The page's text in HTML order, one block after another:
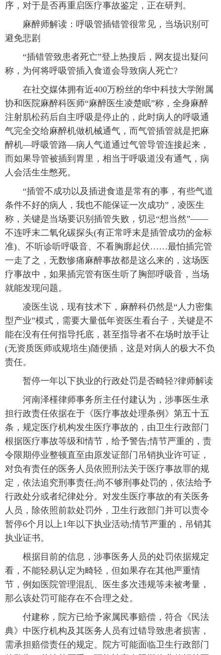
序，对于是否再重启医疗事故鉴定，正在研判。
麻醉师解读：呼吸管插错管很常见，当场识别可
避免悲剧
“插错管致患者死亡”登上热搜后，网友提出疑问
称，为何将呼吸管插入食道会导致病人死亡?
在社交媒体拥有近400万粉丝的华中科技大学附属
协和医院麻醉科医师“麻醉医生凌楚眠”称，全身麻醉
注射肌松药后自主呼吸是停止的，此时病人的呼吸通
气完全交给麻醉机做机械通气，而气管插管就是把麻
醉机—呼吸管路—病人气道通过气管导管连接起来，
而如果导管被插到胃里，相当于呼吸道没有通气，病
人会活生生憋死。
“插管不成功以及插进食道是常有的事，有些气道
条件不好的病人，我也不能保证一次成功”，凌医生
称，关键是当场要识别插管失败，切忌“想当然”——
不连呼末二氧化碳探头(有正常呼末是插管成功的金标
准)、不听诊听呼吸音、不看胸廓起伏……最怕插完管
一走了之，无数惨痛麻醉事故都是这么来的，这场医
疗事故中，如果插完管有医生听了胸部呼吸音，当场
就能发现问题。
凌医生说，现有技术下，麻醉科仍然是“人力密集
型产业”模式，需要大量低年资医生看台子，关键是不
能在没有任何指导托底，甚至指导者不在场时放手让
(无资质医师或规培生)随便插，这是对病人的极大不负
责任。
暂停一年以下执业的行政处罚是否畸轻?律师解读
河南泽槿律师事务所主任付建认为，涉事医生承
担行政责任依据在于《医疗事故处理条例》第五十五
条，规定医疗机构发生医疗事故的，由卫生行政部门
根据医疗事故等级和情节，给予警告;情节严重的，责
令限期停业整顿直至由原发证部门吊销执业许可证，
对负有责任的医务人员依照刑法关于医疗事故罪的规
定，依法追究刑事责任;尚不够刑事处罚的，依法给予
行政处分或者纪律处分。对发生医疗事故的有关医务
人员，除依照前款处罚外，卫生行政部门并可以责令
暂停6个月以上1年以下执业活动;情节严重的，吊销其
执业证书。
根据目前的信息，涉事医务人员的处罚依据规定
看，不能轻易认定为畸轻，但如果存在其他严重情
节，例如医院管理混乱、医生多次违规等未被考量，
那么该处罚可能存在不合理之处。
付建称，院方已给予家属民事赔偿，符合《民法
典》中医疗机构及其医务人员有过错导致患者损害，
需承担赔偿责任的规定。院方可能面临卫生行政部门